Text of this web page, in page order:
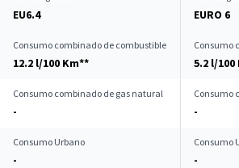
EU6.4 EURO 6
Consumo combinado de combustible
12.2 l/100 Km**
Consumo
5.2 l/100
Consumo combinado de gas natural
-
Consumo
-
Consumo Urbano
-
Consumo
-